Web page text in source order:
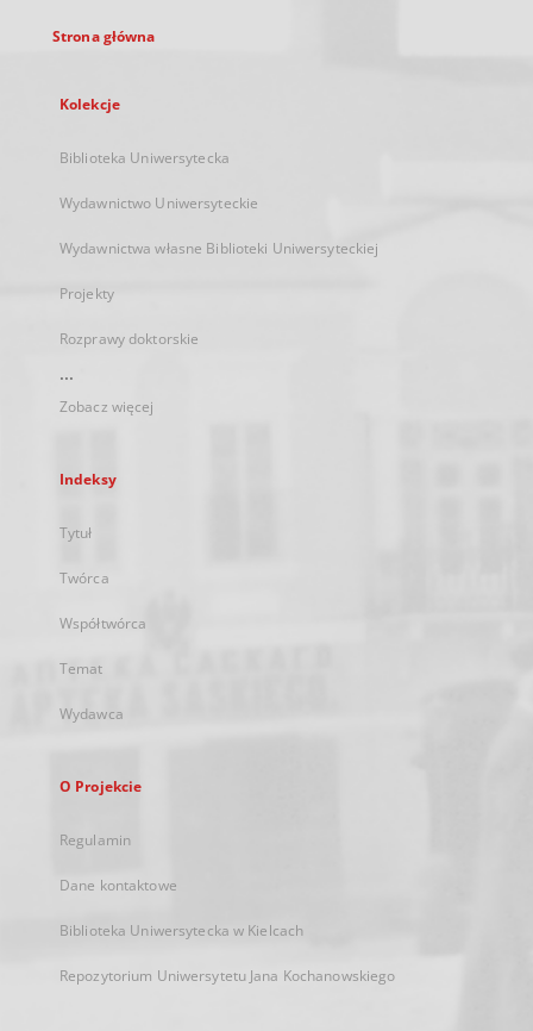
Strona główna
Kolekcje
Biblioteka Uniwersytecka
Wydawnictwo Uniwersyteckie
Wydawnictwa własne Biblioteki Uniwersyteckiej
Projekty
Rozprawy doktorskie
...
Zobacz więcej
Indeksy
Tytuł
Twórca
Współtwórca
Temat
Wydawca
O Projekcie
Regulamin
Dane kontaktowe
Biblioteka Uniwersytecka w Kielcach
Repozytorium Uniwersytetu Jana Kochanowskiego